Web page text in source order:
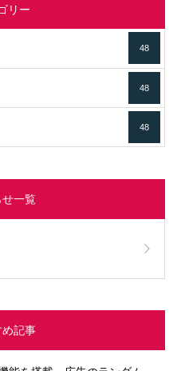
リー
48
48
48
せ一覧
め記事